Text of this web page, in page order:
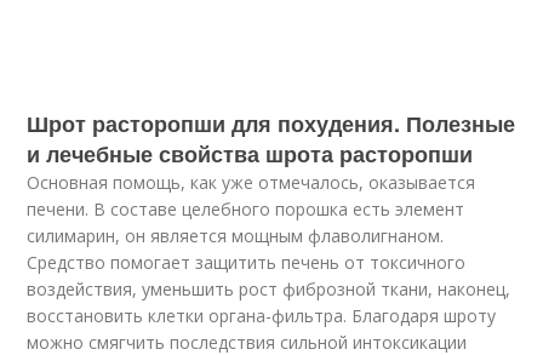
Шрот расторопши для похудения. Полезные
и лечебные свойства шрота расторопши
Основная помощь, как уже отмечалось, оказывается
печени. В составе целебного порошка есть элемент
силимарин, он является мощным флаволигнаном.
Средство помогает защитить печень от токсичного
воздействия, уменьшить рост фиброзной ткани, наконец,
восстановить клетки органа-фильтра. Благодаря шроту
можно смягчить последствия сильной интоксикации